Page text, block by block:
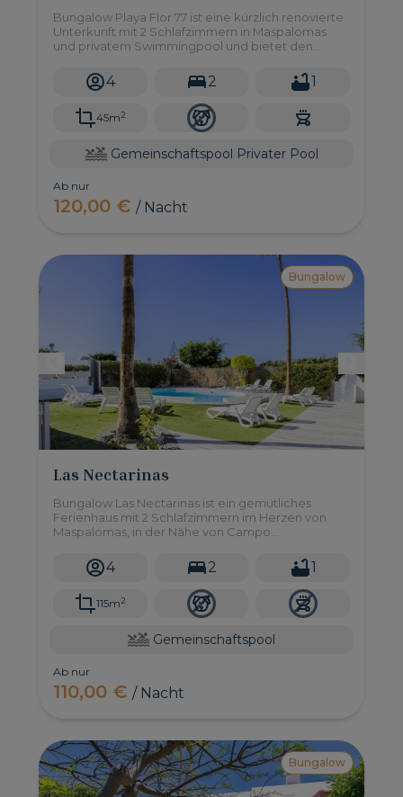
Bungalow Playa Flor 77 ist eine kürzlich renovierte
Unterkunft mit 2 Schlafzimmern in Maspalomas
und privatem Swimmingpool und bietet den
4 2 1
45m2
Gemeinschaftspool Privater Pool
Ab nur
120,00 €/ Nacht
Bungalow
Las Nectarinas
Bungalow Las Nectarinas ist ein gemütliches
Ferienhaus mit 2 Schlafzimmern im Herzen von
Maspalomas, in der Nähe von Campo
Maspalomas und Meloneras.
4 2 1
115m2
Gemeinschaftspool
Ab nur
110,00 €/ Nacht
Bungalow